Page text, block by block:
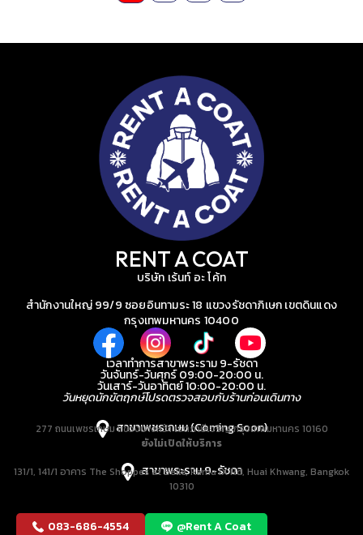
RENT A COAT
บริษัท เร้นท์ อะ โค้ท
สำนักงานใหญ่ 99/9 ซอยอินทามระ 18 แขวงรัชดาภิเษก เขตดินแดง
กรุงเทพมหานคร 10400
เวลาทำการสาขาพระราม 9-รัชดา
วันจันทร์-วันศุกร์ 09:00-20:00 น.
วันเสาร์-วันอาทิตย์ 10:00-20:00 น.
วันหยุดนักขัตฤกษ์โปรดตรวจสอบกับร้านก่อนเดินทาง
สาขาเพชรเกษม (Coming Soon)
277 ถนนเพชรเกษม แขวงบางหว้า เขตภาษีเจริญ กรุงเทพมหานคร 10160
ยังไม่เปิดให้บริการ
สาขาพระราม 9-รัชดา
131/1, 141/1 อาคาร The Shoppes at Belle, Rama IX Rd, Huai Khwang, Bangkok
10310
083-686-4554 @Rent A Coat